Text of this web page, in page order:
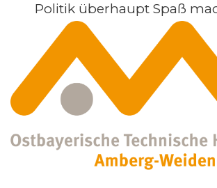
Politik überhaupt Spaß